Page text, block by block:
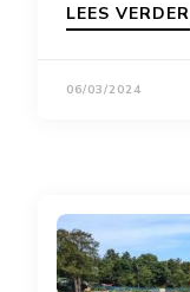
LEES VERDER
06/03/2024